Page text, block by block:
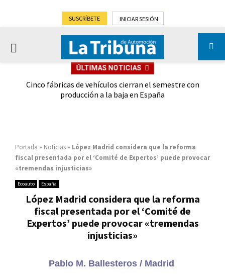
SUSCRÍBETE INICIAR SESIÓN
PRIMARY
ÚLTIMAS NOTICIAS
Cinco fábricas de vehículos cierran el semestre con
producción a la baja en España
Portada » Noticias » López Madrid considera que la reforma
fiscal presentada por el ‘Comité de Expertos’ puede provocar
«tremendas injusticias»
Ecoauto España
López Madrid considera que la reforma
fiscal presentada por el ‘Comité de
Expertos’ puede provocar «tremendas
injusticias»
Pablo M. Ballesteros / Madrid